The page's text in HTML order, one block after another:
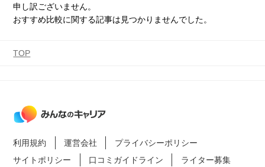
申し訳ございません。
おすすめ比較に関する記事は見つかりませんでした。
TOP
利用規約 運営会社
プライバシーポリシー
サイトポリシー
口コミガイドライン
ライター募集